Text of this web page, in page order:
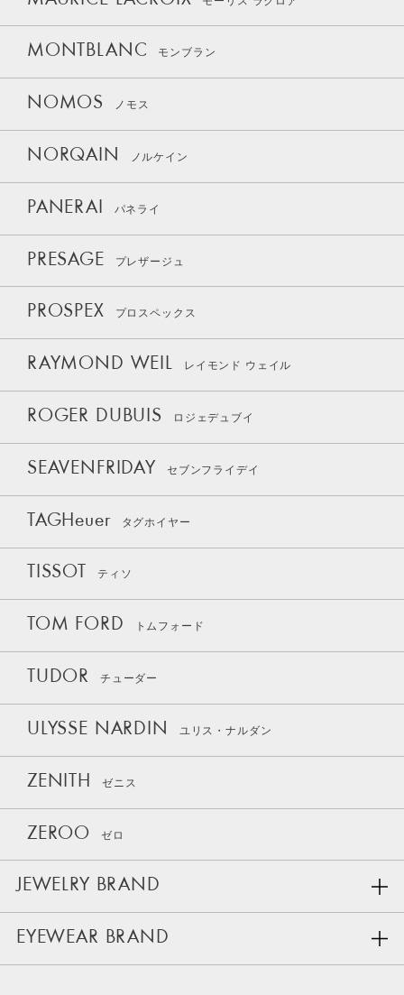
MONTBLANC モンブラン
NOMOS ノモス
NORQAIN ノルケイン
PANERAI パネライ
PRESAGE プレザージュ
PROSPEX プロスペックス
RAYMOND WEIL レイモンド ウェイル
ROGER DUBUIS ロジェデュブイ
SEAVENFRIDAY セブンフライデイ
TAGHeuer タグホイヤー
TISSOT ティソ
TOM FORD トムフォード
TUDOR チューダー
ULYSSE NARDIN ユリス・ナルダン
ZENITH ゼニス
ZEROO ゼロ
JEWELRY BRAND
EYEWEAR BRAND